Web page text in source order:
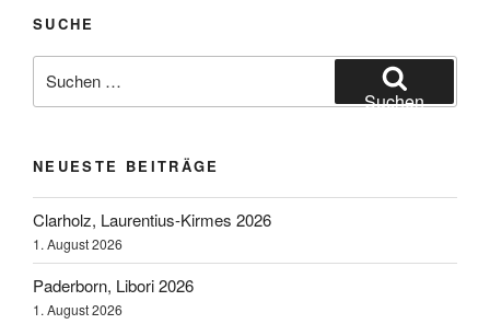
2006“
SUCHE
nach:
Suchen
NEUESTE BEITRÄGE
Clarholz, Laurentius-Kirmes 2026
1. August 2026
Paderborn, Libori 2026
1. August 2026